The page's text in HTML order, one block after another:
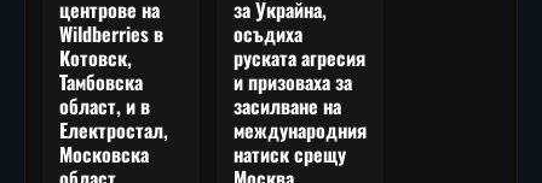
центрове на
Wildberries в
Котовск,
Тамбовска
област, и в
Електростал,
Московска
за Украйна,
осъдиха
руската агресия
и призоваха за
засилване на
международния
натиск срещу